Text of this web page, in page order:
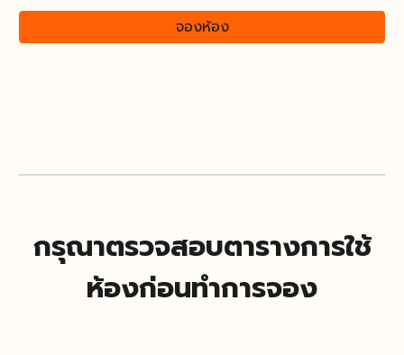
จองห้อง
กรุณาตรวจสอบตารางการใช้
ห้องก่อนทำการจอง